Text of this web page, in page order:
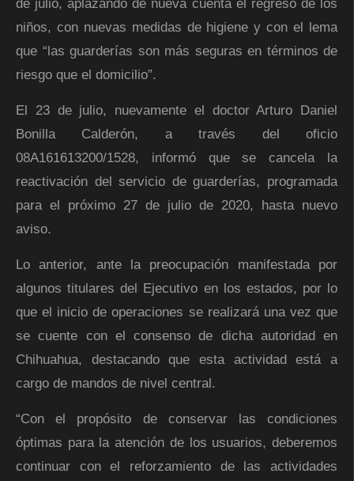
de julio, aplazando de nueva cuenta el regreso de los
niños, con nuevas medidas de higiene y con el lema
que “las guarderías son más seguras en términos de
riesgo que el domicilio”.
El 23 de julio, nuevamente el doctor Arturo Daniel
Bonilla Calderón, a través del oficio
08A161613200/1528, informó que se cancela la
reactivación del servicio de guarderías, programada
para el próximo 27 de julio de 2020, hasta nuevo
aviso.
Lo anterior, ante la preocupación manifestada por
algunos titulares del Ejecutivo en los estados, por lo
que el inicio de operaciones se realizará una vez que
se cuente con el consenso de dicha autoridad en
Chihuahua, destacando que esta actividad está a
cargo de mandos de nivel central.
“Con el propósito de conservar las condiciones
óptimas para la atención de los usuarios, deberemos
continuar con el reforzamiento de las actividades